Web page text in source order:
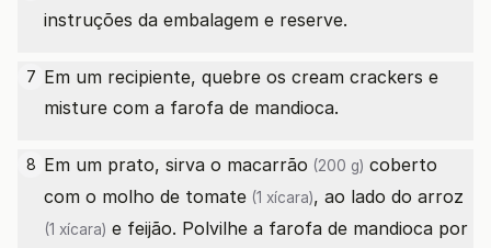
instruções da embalagem e reserve.
7 Em um recipiente, quebre os cream crackers e
misture com a farofa de mandioca.
8 Em um prato, sirva o macarrão (200 g) coberto
com o molho de tomate (1 xícara), ao lado do arroz
(1 xícara) e feijão. Polvilhe a farofa de mandioca por